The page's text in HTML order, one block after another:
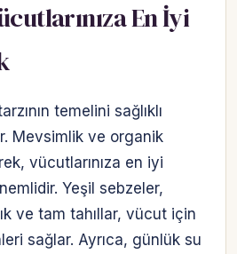
En İyi
temelini sağlıklı
Mevsimlik ve organik
vücutlarınıza en iyi
Yeşil sebzeler,
ve tam tahıllar, vücut için
sağlar. Ayrıca, günlük su